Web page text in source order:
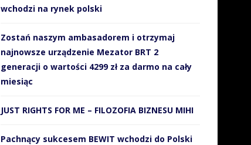
wchodzi na rynek polski
Zostań naszym ambasadorem i otrzymaj
najnowsze urządzenie Mezator BRT 2
generacji o wartości 4299 zł za darmo na cały
miesiąc
JUST RIGHTS FOR ME – FILOZOFIA BIZNESU MIHI
Pachnący sukcesem BEWIT wchodzi do Polski